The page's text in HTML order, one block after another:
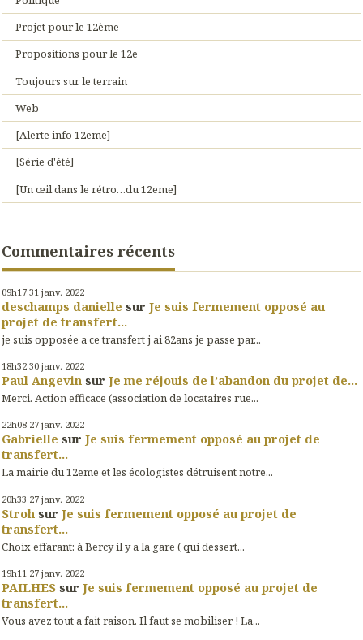
Projet pour le 12ème
Propositions pour le 12e
Toujours sur le terrain
Web
[Alerte info 12eme]
[Série d'été]
[Un œil dans le rétro…du 12eme]
Commentaires récents
09h17 31 janv. 2022
deschamps danielle sur Je suis fermement opposé au
projet de transfert...
je suis opposée a ce transfert j ai 82ans je passe par...
18h32 30 janv. 2022
Paul Angevin sur Je me réjouis de l’abandon du projet de...
Merci. Action efficace (association de locataires rue...
22h08 27 janv. 2022
Gabrielle sur Je suis fermement opposé au projet de
transfert...
La mairie du 12eme et les écologistes détruisent notre...
20h33 27 janv. 2022
Stroh sur Je suis fermement opposé au projet de
transfert...
Choix effarant: à Bercy il y a la gare ( qui dessert...
19h11 27 janv. 2022
PAILHES sur Je suis fermement opposé au projet de
transfert...
Vous avez tout a fait raison. Il faut se mobiliser ! La...